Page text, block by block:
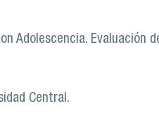
Adolescencia. Evaluación
Central.